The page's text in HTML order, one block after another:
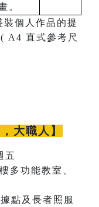
。
裝個人作品的提
( A4 直式參考尺
大職人】
五
樓多功能教室、
點及長者照服